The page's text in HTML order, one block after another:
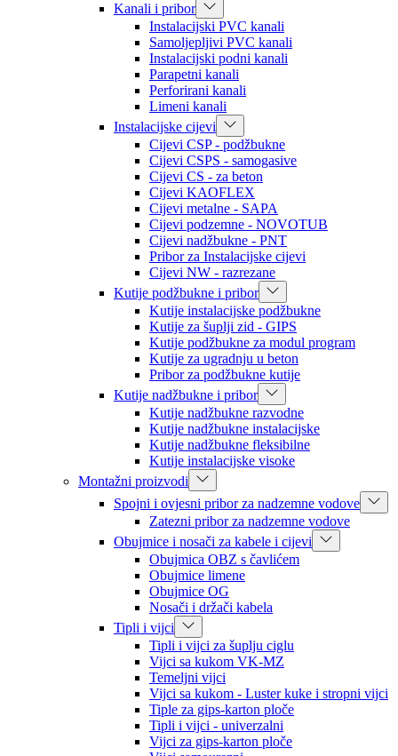
Kanali i pribor
Instalacijski PVC kanali
Samoljepljivi PVC kanali
Instalacijski podni kanali
Parapetni kanali
Perforirani kanali
Limeni kanali
Instalacijske cijevi
Cijevi CSP - podžbukne
Cijevi CSPS - samogasive
Cijevi CS - za beton
Cijevi KAOFLEX
Cijevi metalne - SAPA
Cijevi podzemne - NOVOTUB
Cijevi nadžbukne - PNT
Pribor za Instalacijske cijevi
Cijevi NW - razrezane
Kutije podžbukne i pribor
Kutije instalacijske podžbukne
Kutije za šuplji zid - GIPS
Kutije podžbukne za modul program
Kutije za ugradnju u beton
Pribor za podžbukne kutije
Kutije nadžbukne i pribor
Kutije nadžbukne razvodne
Kutije nadžbukne instalacijske
Kutije nadžbukne fleksibilne
Kutije instalacijske visoke
Montažni proizvodi
Spojni i ovjesni pribor za nadzemne vodove
Zatezni pribor za nadzemne vodove
Obujmice i nosači za kabele i cijevi
Obujmica OBZ s čavlićem
Obujmice limene
Obujmice OG
Nosači i držači kabela
Tipli i vijci
Tipli i vijci za šuplju ciglu
Vijci sa kukom VK-MZ
Temeljni vijci
Vijci sa kukom - Luster kuke i stropni vijci
Tiple za gips-karton ploče
Tipli i vijci - univerzalni
Vijci za gips-karton ploče